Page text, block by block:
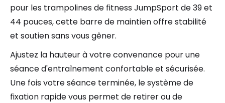
pour les trampolines de fitness JumpSport de 39 et
44 pouces, cette barre de maintien offre stabilité
et soutien sans vous gêner.
Ajustez la hauteur à votre convenance pour une
séance d'entraînement confortable et sécurisée.
Une fois votre séance terminée, le système de
fixation rapide vous permet de retirer ou de